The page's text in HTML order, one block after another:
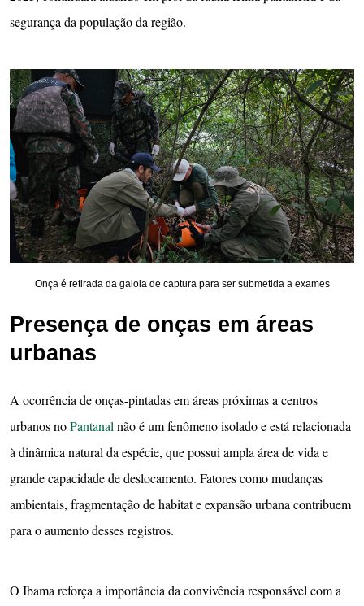
segurança da população da região.
Onça é retirada da gaiola de captura para ser submetida a exames
Presença de onças em áreas
urbanas
A ocorrência de onças-pintadas em áreas próximas a centros
urbanos noPantanal não é um fenômeno isolado e está relacionada
à dinâmica natural da espécie, que possui ampla área de vida e
grande capacidade de deslocamento. Fatores como mudanças
ambientais, fragmentação de habitat e expansão urbana contribuem
para o aumento desses registros.
O Ibama reforça a importância da convivência responsável com a